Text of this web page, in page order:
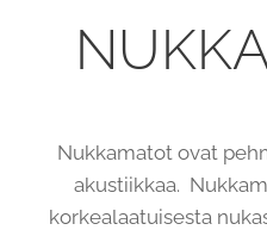
Nukkamatot ovat
akustiikkaa.
korkealaatuisesta